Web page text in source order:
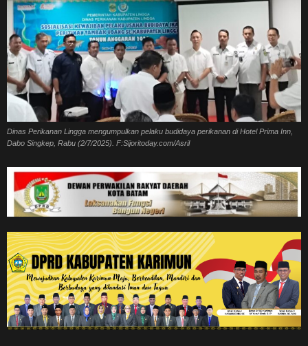
Dinas Perikanan Lingga mengumpulkan pelaku budidaya perikanan di Hotel Prima Inn,
Dabo Singkep, Rabu (2/7/2025). F:Sijoritoday.com/Asril